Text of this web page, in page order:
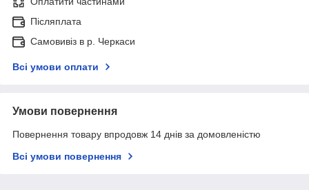
Післяплата
Самовивіз в р. Черкаси
Всі умови оплати
Умови повернення
Повернення товару впродовж 14 днів за домовленістю
Всі умови повернення